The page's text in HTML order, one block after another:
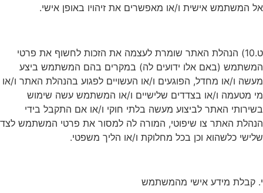
אל המשתמש אישית ו/או מאפשרים את זיהויו באופן אישי.
ט.10) הנהלת האתר שומרת לעצמה את הזכות לחשוף את פרטי
המשתמש (באם אלו ידועים לה) במקרים בהם המשתמש ביצע
מעשה ו/או מחדל, הפוגעים ו/או העשויים לפגוע בהנהלת האתר ו/או
מי מטעמה ו/או בצדדים שלישיים ו/או המשתמש עשה שימוש
בשירותי האתר לביצוע מעשה בלתי חוקי ו/או אם התקבל בידי
הנהלת האתר צו שיפוטי, המורה לה למסור את פרטי המשתמש לצד
שלישי כלשהוא וכן בכל מחלוקת ו/או הליך משפטי.
י. קבלת מידע אישי מהמשתמש